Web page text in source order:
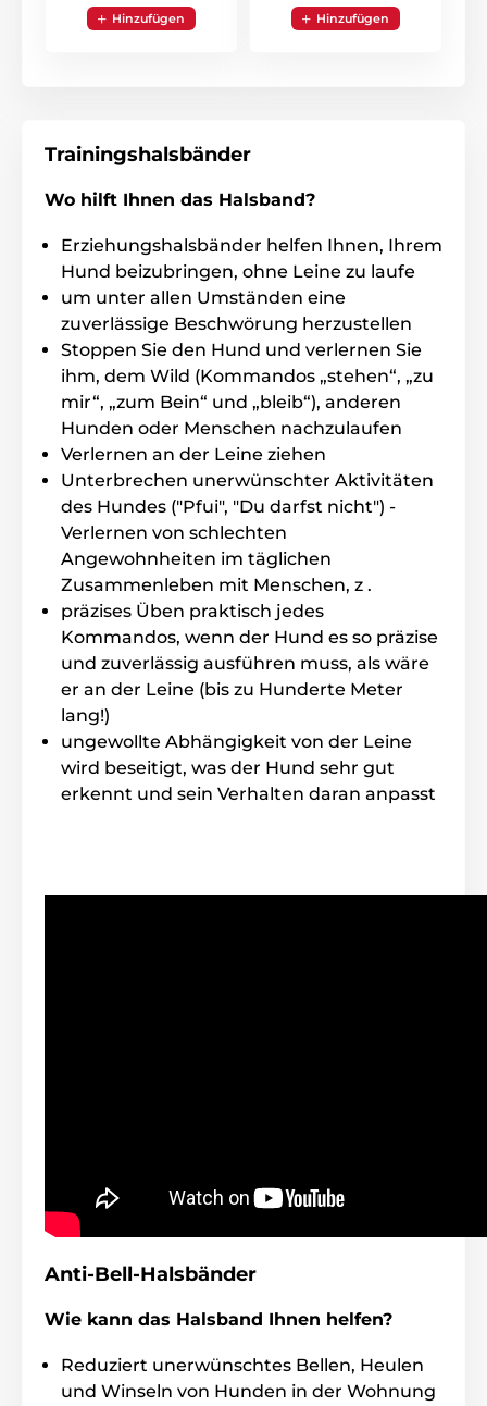
mit einer austauschbaren Lithium 3V
bis 6 Monate. Es ist von der Qualität der benutzten
Wasserdichtigkeit
Das Antibell- Halsband ist komplett
wasserdicht und ins Wasser bis 1m
eintauchbar. Für Innen- und
Aussentraining (im Regen/ Schnee) geeignet.
Hunderasse
für kleine, mittelgrosse und grosse
Hunderassen geeignet. Ideal für Hunde
von 5 bis 90kg.
Halsbandlänge
hochwertiges Plastikhalsband. Es stellt
für den Hund kein Problem es zu tragen
und hält sehr gut am Hals. Einstellbare Länge von 20
Einstellung 4 Modi
komplet waserfestes Halsband
Tonwarnung
Laufzeit der Batterie bis 3 Monate
Hinzufügen Hinzufügen
Trainingshalsbänder
Wo hilft Ihnen das Halsband?
Erziehungshalsbänder helfen Ihnen, Ihrem
Hund beizubringen, ohne Leine zu laufe
um unter allen Umständen eine
zuverlässige Beschwörung herzustellen
Stoppen Sie den Hund und verlernen Sie
ihm, dem Wild (Kommandos „stehen“, „zu
mir“, „zum Bein“ und „bleib“), anderen
Hunden oder Menschen nachzulaufen
Verlernen an der Leine ziehen
Unterbrechen unerwünschter Aktivitäten
des Hundes ("Pfui", "Du darfst nicht") -
Verlernen von schlechten
Angewohnheiten im täglichen
Zusammenleben mit Menschen, z .
präzises Üben praktisch jedes
Kommandos, wenn der Hund es so präzise
und zuverlässig ausführen muss, als wäre
er an der Leine (bis zu Hunderte Meter
lang!)
ungewollte Abhängigkeit von der Leine
wird beseitigt, was der Hund sehr gut
erkennt und sein Verhalten daran anpasst
Anti-Bell-Halsbänder
Wie kann das Halsband Ihnen helfen?
Reduziert unerwünschtes Bellen, Heulen
und Winseln von Hunden in der Wohnung